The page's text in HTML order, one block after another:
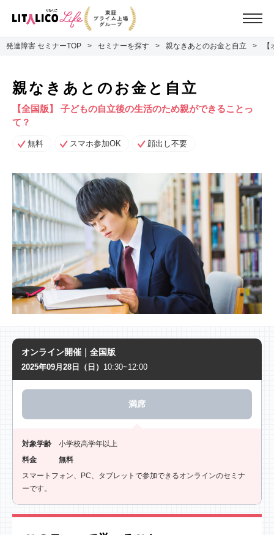
発達障害 セミナーTOP セミナーを探す 親なきあとのお金と自立
親なきあとのお金と自立
【全国版】 子どもの自立後の生活のため親ができることっ
て？
無料 スマホ参加OK 顔出し不要
オンライン開催｜全国版
2025年09月28日（日） 10:30~12:00
満席
対象学齢
小学校高学年以上
料金
無料
スマートフォン、PC、タブレットで参加できるオンラインのセミナ
ーです。